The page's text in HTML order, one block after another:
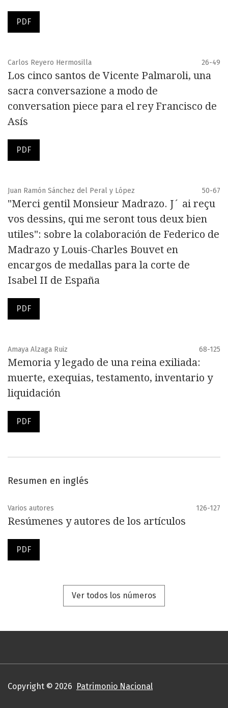
PDF
Carlos Reyero Hermosilla 26-49
Los cinco santos de Vicente Palmaroli, una
sacra conversazione a modo de
conversation piece para el rey Francisco de
Asís
PDF
Juan Ramón Sánchez del Peral y López 50-67
"Merci gentil Monsieur Madrazo. J´ ai reçu
vos dessins, qui me seront tous deux bien
utiles": sobre la colaboración de Federico de
Madrazo y Louis-Charles Bouvet en
encargos de medallas para la corte de
Isabel II de España
PDF
Amaya Alzaga Ruiz 68-125
Memoria y legado de una reina exiliada:
muerte, exequias, testamento, inventario y
liquidación
PDF
Resumen en inglés
Varios autores 126-127
Resúmenes y autores de los artículos
PDF
Ver todos los números
Copyright © 2026 Patrimonio Nacional